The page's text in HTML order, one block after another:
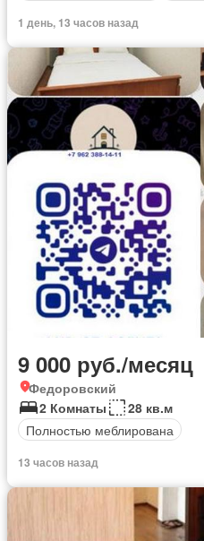
1 день, 13 часов назад
9 000 руб./месяц
Федоровский
2 Комнаты
28 кв.м
Полностью меблирована
13 часов назад